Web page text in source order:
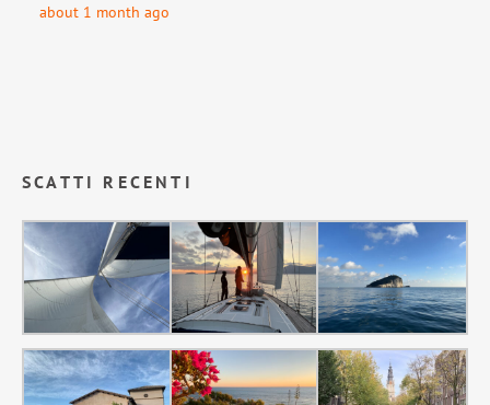
about 1 month ago
SCATTI RECENTI